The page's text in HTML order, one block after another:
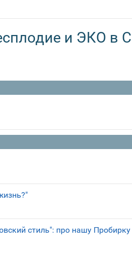
и ЭКО в
стиль": про нашу Пробирку